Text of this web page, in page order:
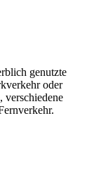
genutzte
oder
verschiedene